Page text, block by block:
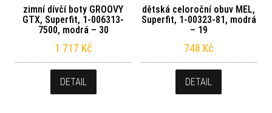
zimní dívčí boty GROOVY
GTX, Superfit, 1-006313-
7500, modrá – 30
1 717 Kč
DETAIL
dětská celoroční obuv MEL,
Superfit, 1-00323-81, modrá
– 19
748 Kč
DETAIL